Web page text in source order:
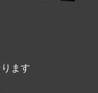
いる